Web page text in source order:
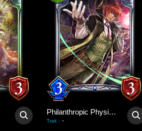
Philanthropic Physician
Trait : -